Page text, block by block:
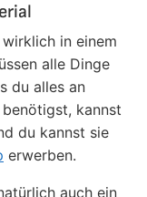
in einem
alle Dinge
du alles an
benötigst, kannst
du kannst sie
erwerben.
auch ein